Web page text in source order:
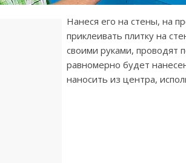
Нанеся его на стены, на
приклеивать плитку на
своими руками, проводят
равномерно будет
наносить из центра,